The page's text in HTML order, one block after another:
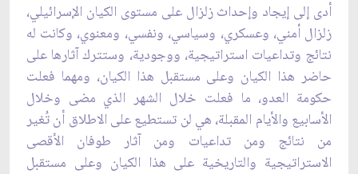
أدى إلى إيجاد وإحداث زلزال على مستوى الكيان الإسرائيلي،
زلزال أمني، وعسكري، وسياسي، ‏ونفسي، ومعنوي، وكانت له
نتائج وتداعيات استراتيجية، ووجودية، وستترك آثارها على
حاضر ‏هذا الكيان وعلى مستقبل هذا الكيان، ومهما فعلت
حكومة العدو، ما فعلت خلال الشهر الذي مضى ‏وخلال
الأسابيع والأيام المقبلة، هي لن تستطيع على الاطلاق أن تُغير
من نتائج ومن تداعيات ومن ‏آثار طوفان الأقصى
الاستراتيجية والتاريخية على هذا الكيان وعلى مستقبل